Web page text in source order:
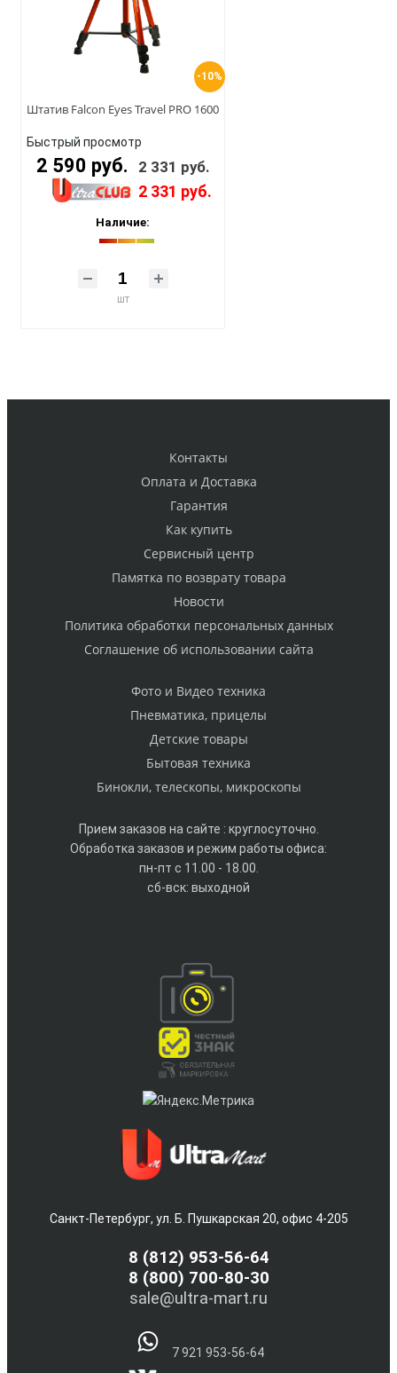
-10%
Штатив Falcon Eyes Travel PRO 1600
Быстрый просмотр
2 590 руб. 2 331 руб.
2 331 руб.
Наличие:
шт
Контакты
Оплата и Доставка
Гарантия
Как купить
Cервисный центр
Памятка по возврату товара
Новости
Политика обработки персональных данных
Cоглашение об использовании сайта
Фото и Видео техника
Пневматика, прицелы
Детские товары
Бытовая техника
Бинокли, телескопы, микроскопы
Прием заказов на сайте : круглосуточно.
Обработка заказов и режим работы офиса:
пн-пт с 11.00 - 18.00.
сб-вск: выходной
Санкт-Петербург, ул. Б. Пушкарская 20, офис 4-205
8 (812) 953-56-64
8 (800) 700-80-30
sale@ultra-mart.ru
7 921 953-56-64